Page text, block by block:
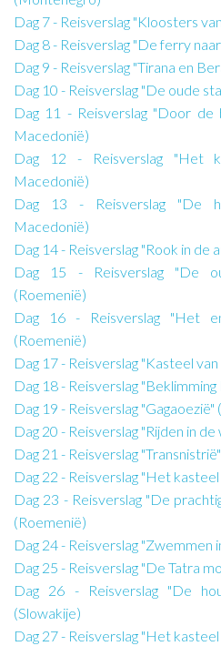
Dag 7 - Reisverslag "Kloosters
Dag 8 - Reisverslag "De ferry
Dag 9 - Reisverslag "Tirana en
Dag 10 - Reisverslag "De oude
Dag 11 - Reisverslag "Door
Macedonië)
Dag 12 - Reisverslag "Het
Macedonië)
Dag 13 - Reisverslag "De
Macedonië)
Dag 14 - Reisverslag "Rook in de
Dag 15 - Reisverslag "De
(Roemenië)
Dag 16 - Reisverslag "Het
(Roemenië)
Dag 17 - Reisverslag "Kasteel
Dag 18 - Reisverslag
Dag 19 - Reisverslag
Dag 20 - Reisverslag "Rijden in
Dag 21 - Reisverslag
Dag 22 - Reisverslag "Het
Dag 23 - Reisverslag "De
(Roemenië)
Dag 24 - Reisverslag "Zwemmen
Dag 25 - Reisverslag "De Tatra
Dag 26 - Reisverslag "De
(Slowakije)
Dag 27 - Reisverslag "Het